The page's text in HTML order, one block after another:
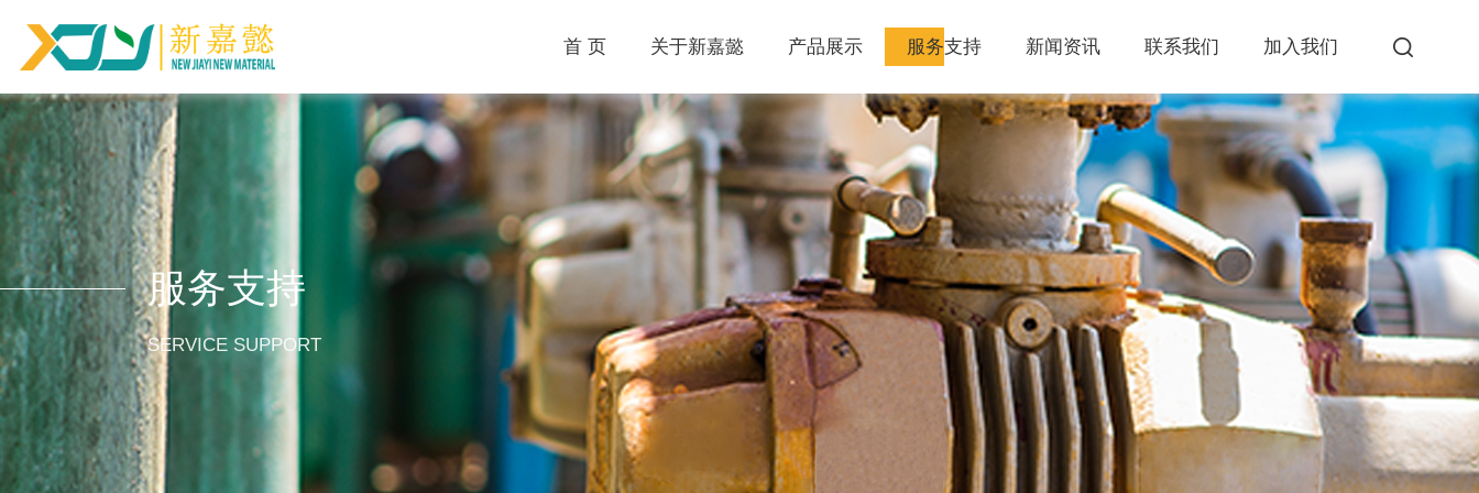
首 页 关于新嘉懿 产品展示 服务支持 新闻资讯 联系我们 加入我们
服务支持
SERVICE SUPPORT